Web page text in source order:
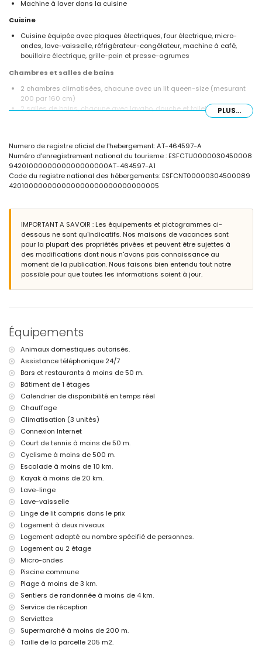
Machine à laver dans la cuisine
Cuisine
Cuisine équipée avec plaques électriques, four électrique, micro-
ondes, lave-vaisselle, réfrigérateur-congélateur, machine à café,
bouilloire électrique, grille-pain et presse-agrumes
Chambres et salles de bains
2 chambres climatisées, chacune avec un lit queen-size (mesurant
200 par 160 cm)
2 salles de bains, chacune avec lavabo, douche et toilettes
Piscine commune
Douche extérieure
Informations supplémentaires
kilomètres de l'appartement)
Plage la plus proche : Plage de L'Estanyó (à moins de 3 kilomètres de
l'appartement)
Port le plus proche : Marina El Portet de Denia (à moins de 10
kilomètres de l'appartement)
Parc le plus proche : El Boticari (à moins de 3 kilomètres de
Aéroport le plus proche : Alicante (à moins de 100 kilomètres de
Animaux domestiques admis
L'hébergement est très adapté pour les familles avec enfants
Équipements privés et services inclus dans le prix de location
Internet (WiFi)
Fer et planche à repasser
Linge de lit et serviettes
Service de réception et service d'urgence 24 heures sur 24
Chauffage et climatisation
Équipements privés et services en supplément
Lit supplémentaire et lit bébé/berceau (sur demande)
Installations / services communs en supplément
Court de tennis et court de paddle
Divertissements et loisirs pour vos vacances à Els Poblets, Costa
Blanca
Bar (à moins de 500 mètres de la maison)
Cinéma et théâtre (à moins de 5 kilomètres de la maison)
Sites et culture à Els Poblets, Costa Blanca
Église (Parroquia del Divino Salvador) et lieu historique (Centro
Histórico Els Poblets) (à moins de 1000 mètres de l'hébergement)
Musée (Musée du Jouet de Denia), château (Castillo de Denia),
monument (Castillo de Denia) et bâtiment architectural (Castillo de
Denia) (à moins de 10 kilomètres de l'hébergement)
Ruine (Moulins d'Els Poblets) (à moins de 25 kilomètres de
l'hébergement)
Sports
PLUS...
Numero de registre oficiel de l'hebergement: AT-464597-A
Numéro d'enregistrement national du tourisme : ESFCTU0000030450008
9420100000000000000000AT-464597-A1
Code du registre national des hébergements: ESFCNT00000304500089
420100000000000000000000000000005
IMPORTANT A SAVOIR : Les équipements et pictogrammes ci-
dessous ne sont qu'indicatifs. Nos maisons de vacances sont
pour la plupart des propriétés privées et peuvent être sujettes à
des modifications dont nous n'avons pas connaissance au
moment de la publication. Nous faisons bien entendu tout notre
possible pour que toutes les informations soient à jour.
Équipements
Animaux domestiques autorisés.
Assistance téléphonique 24/7
Bars et restaurants à moins de 50 m.
Bâtiment de 1 étages
Calendrier de disponibilité en temps réel
Chauffage
Climatisation (3 unités)
Connexion Internet
Court de tennis à moins de 50 m.
Cyclisme à moins de 500 m.
Escalade à moins de 10 km.
Kayak à moins de 20 km.
Lave-linge
Lave-vaisselle
Linge de lit compris dans le prix
Logement à deux niveaux.
Logement adapté au nombre spécifié de personnes.
Logement au 2 étage
Micro-ondes
Piscine commune
Plage à moins de 3 km.
Sentiers de randonnée à moins de 4 km.
Service de réception
Serviettes
Supermarché à moins de 200 m.
Taille de la parcelle 205 m2.